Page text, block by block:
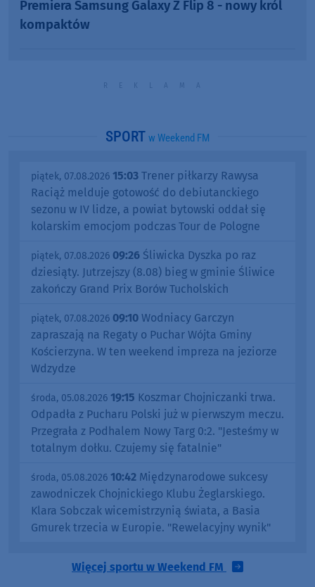
Premiera Samsung Galaxy Z Flip 8 - nowy król
kompaktów
SPORT w Weekend FM
piątek, 07.08.2026 15:03 Trener piłkarzy Rawysa
Raciąż melduje gotowość do debiutanckiego
sezonu w IV lidze, a powiat bytowski oddał się
kolarskim emocjom podczas Tour de Pologne
piątek, 07.08.2026 09:26 Śliwicka Dyszka po raz
dziesiąty. Jutrzejszy (8.08) bieg w gminie Śliwice
zakończy Grand Prix Borów Tucholskich
piątek, 07.08.2026 09:10 Wodniacy Garczyn
zapraszają na Regaty o Puchar Wójta Gminy
Kościerzyna. W ten weekend impreza na jeziorze
Wdzydze
środa, 05.08.2026 19:15 Koszmar Chojniczanki trwa.
Odpadła z Pucharu Polski już w pierwszym meczu.
Przegrała z Podhalem Nowy Targ 0:2. "Jesteśmy w
totalnym dołku. Czujemy się fatalnie"
środa, 05.08.2026 10:42 Międzynarodowe sukcesy
zawodniczek Chojnickiego Klubu Żeglarskiego.
Klara Sobczak wicemistrzynią świata, a Basia
Gmurek trzecia w Europie. "Rewelacyjny wynik"
Więcej sportu w Weekend FM